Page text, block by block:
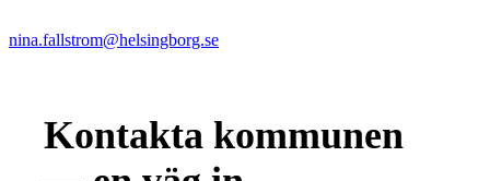
nina.fallstrom@helsingborg.se
Kontakta kommunen